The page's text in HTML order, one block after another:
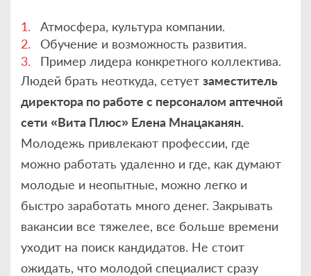
Атмосфера, культура компании.
Обучение и возможность развития.
Пример лидера конкретного коллектива.
Людей брать неоткуда, сетует заместитель
директора по работе с персоналом аптечной
сети «Вита Плюс» Елена Мнацаканян.
Молодежь привлекают профессии, где
можно работать удаленно и где, как думают
молодые и неопытные, можно легко и
быстро заработать много денег. Закрывать
вакансии все тяжелее, все больше времени
уходит на поиск кандидатов. Не стоит
ожидать, что молодой специалист сразу